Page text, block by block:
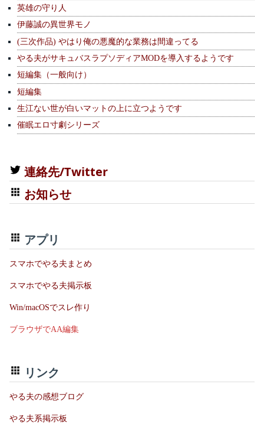
英雄の守り人
伊藤誠の異世界モノ
(三次作品) やはり俺の悪魔的な業務は間違ってる
やる夫がサキュバスラプソディアMODを導入するようです
短編集（一般向け）
短編集
生江ない世が白いマットの上に立つようです
催眠エロ寸劇シリーズ
連絡先/Twitter
お知らせ
アプリ
スマホでやる夫まとめ
スマホでやる夫掲示板
Win/macOSでスレ作り
ブラウザでAA編集
リンク
やる夫の感想ブログ
やる夫系掲示板